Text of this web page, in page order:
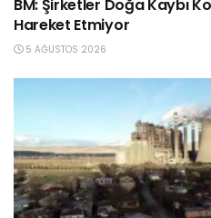
BM: Şirketler Doğa Kaybı
Hareket Etmiyor
5 AĞUSTOS 2026